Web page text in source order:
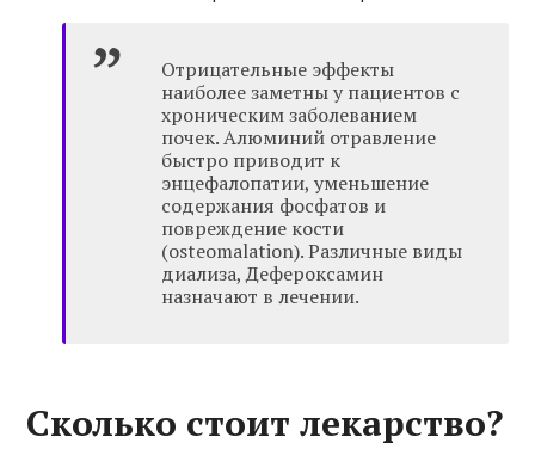
Отрицательные эффекты
наиболее заметны у пациентов с
хроническим заболеванием
почек. Алюминий отравление
быстро приводит к
энцефалопатии, уменьшение
содержания фосфатов и
повреждение кости
(osteomalation). Различные виды
диализа, Дефероксамин
назначают в лечении.
Сколько стоит лекарство?